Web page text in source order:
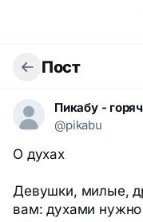
Пост
Пикабу -
@pikabu
О духах
Девушки, милые,
вам: духами нужно